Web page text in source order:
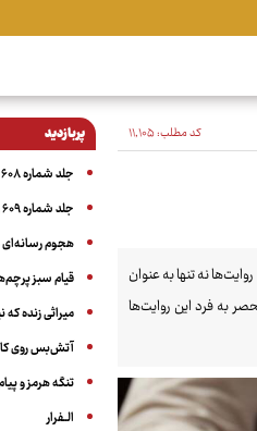
کد مطلب:۱۱٬۱۰۵
نه تنها به عنوان
به فرد این روایت‌ها
پربازدید
جلد شماره ۶۰۸ روزنامه آگاه
جلد شماره ۶۰۹ روزنامه آگاه
هجوم رسانه‌ای
قیام سبز
میراثی زنده
آتش‌بس روی
تنگه هرمز و
الــفرار